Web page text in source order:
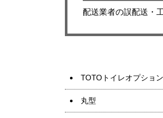
配送業者の誤配送・
TOTOトイレオプショ
丸型